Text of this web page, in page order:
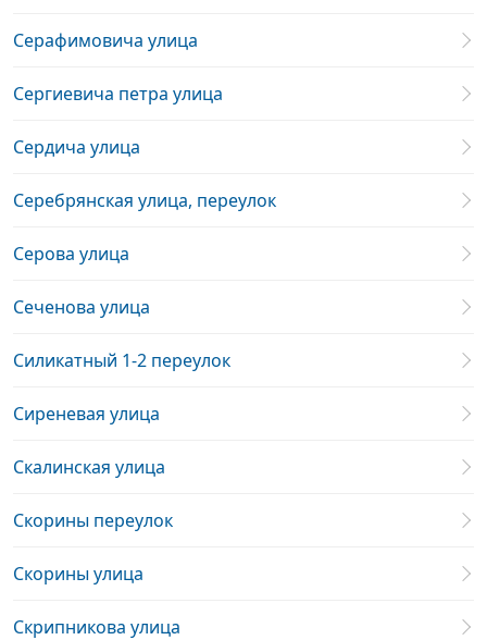
Серафимовича улица
Сергиевича петра улица
Сердича улица
Серебрянская улица, переулок
Серова улица
Сеченова улица
Силикатный 1-2 переулок
Сиреневая улица
Скалинская улица
Скорины переулок
Скорины улица
Скрипникова улица